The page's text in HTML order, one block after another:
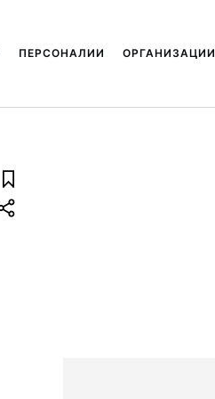
ПЕРСОНАЛИИ ОРГАНИЗАЦИИ